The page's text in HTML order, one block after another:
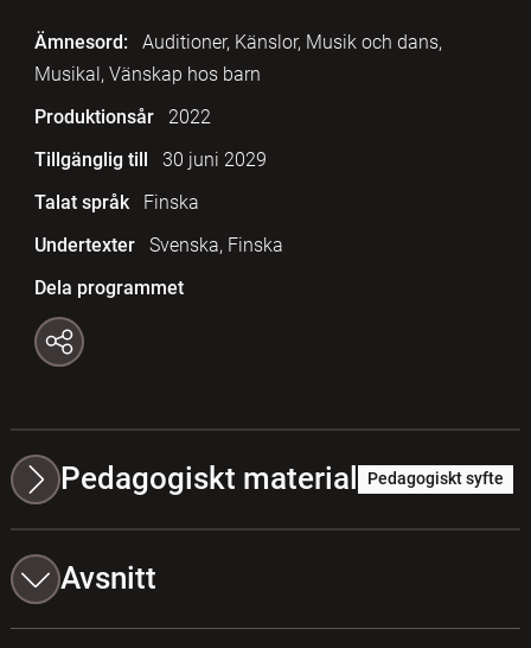
Ämnesord:
Auditioner, Känslor, Musik och dans,
Musikal, Vänskap hos barn
Produktionsår
2022
Tillgänglig till
30 juni 2029
Talat språk
Finska
Undertexter
Svenska, Finska
Dela programmet
Pedagogiskt material Pedagogiskt syfte
Avsnitt